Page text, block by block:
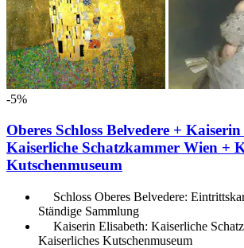
-5%
Oberes Schloss Belvedere +
Kaiserliche Schatzkammer Wien +
Kutschenmuseum
Schloss Oberes Belvedere:
Ständige Sammlung
Kaiserin Elisabeth: Kaiserliche
Kaiserliches Kutschenmuseum